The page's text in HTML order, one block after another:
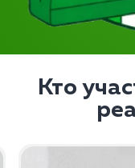
Кто